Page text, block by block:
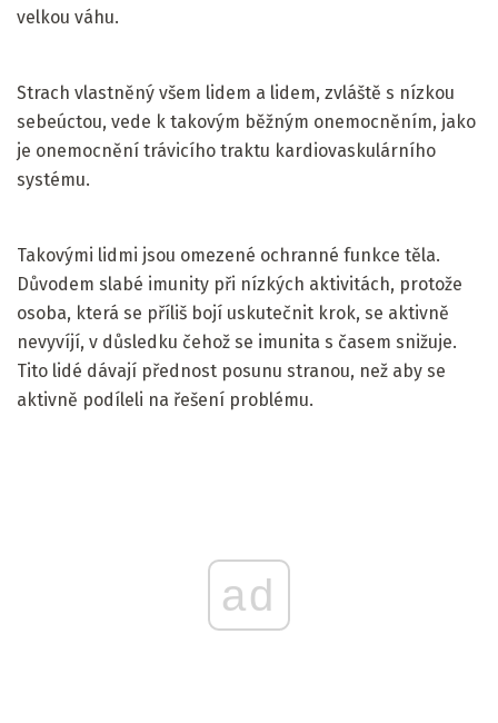
velkou váhu.
Strach vlastněný všem lidem a lidem, zvláště s nízkou
sebeúctou, vede k takovým běžným onemocněním, jako
je onemocnění trávicího traktu kardiovaskulárního
systému.
Takovými lidmi jsou omezené ochranné funkce těla.
Důvodem slabé imunity při nízkých aktivitách, protože
osoba, která se příliš bojí uskutečnit krok, se aktivně
nevyvíjí, v důsledku čehož se imunita s časem snižuje.
Tito lidé dávají přednost posunu stranou, než aby se
aktivně podíleli na řešení problému.
ad